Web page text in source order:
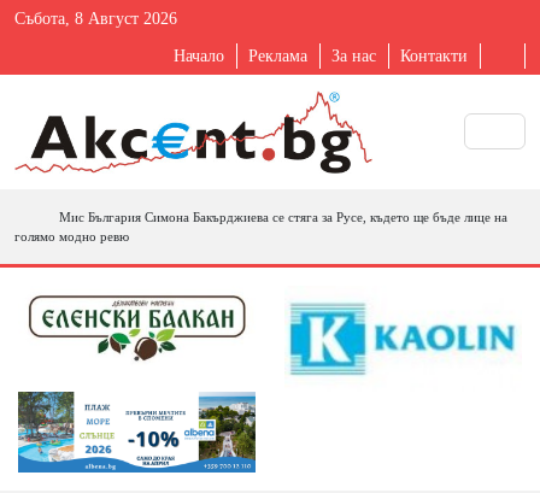
Събота, 8 Август 2026
Начало Реклама За нас Контакти
Мис България Симона Бакърджиева се стяга за Русе, където ще бъде лице на
голямо модно ревю